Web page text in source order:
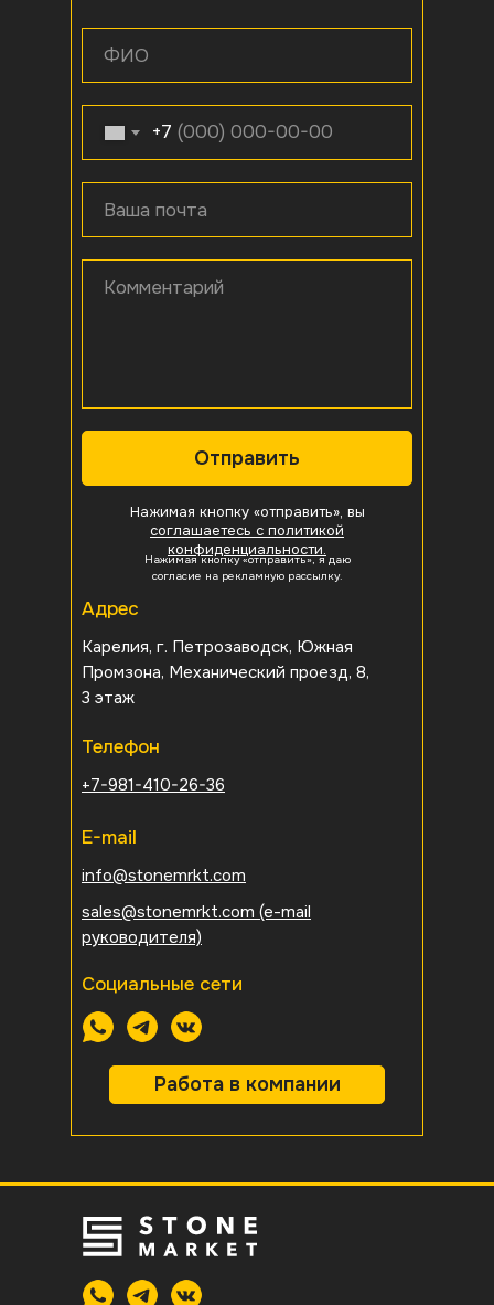
Адрес
Карелия, г. Петрозаводск, Южная
Промзона, Механический проезд, 8,
3 этаж
Телефон
+7-981-410-26-36
E-mail
info@stonemrkt.com
sales@stonemrkt.com (e-mail
руководителя)
Социальные сети
Работа в компании
ФИО
+7
Ваша почта
Комментарий
Отправить
Нажимая кнопку «отправить», вы
соглашаетесь с политикой
конфиденциальности.
Нажимая кнопку «отправить», я даю
согласие на рекламную рассылку.